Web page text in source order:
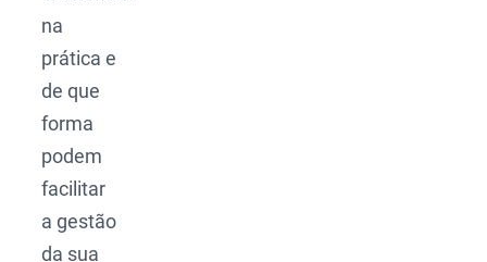
na
prática e
de que
forma
podem
facilitar
a gestão
da sua